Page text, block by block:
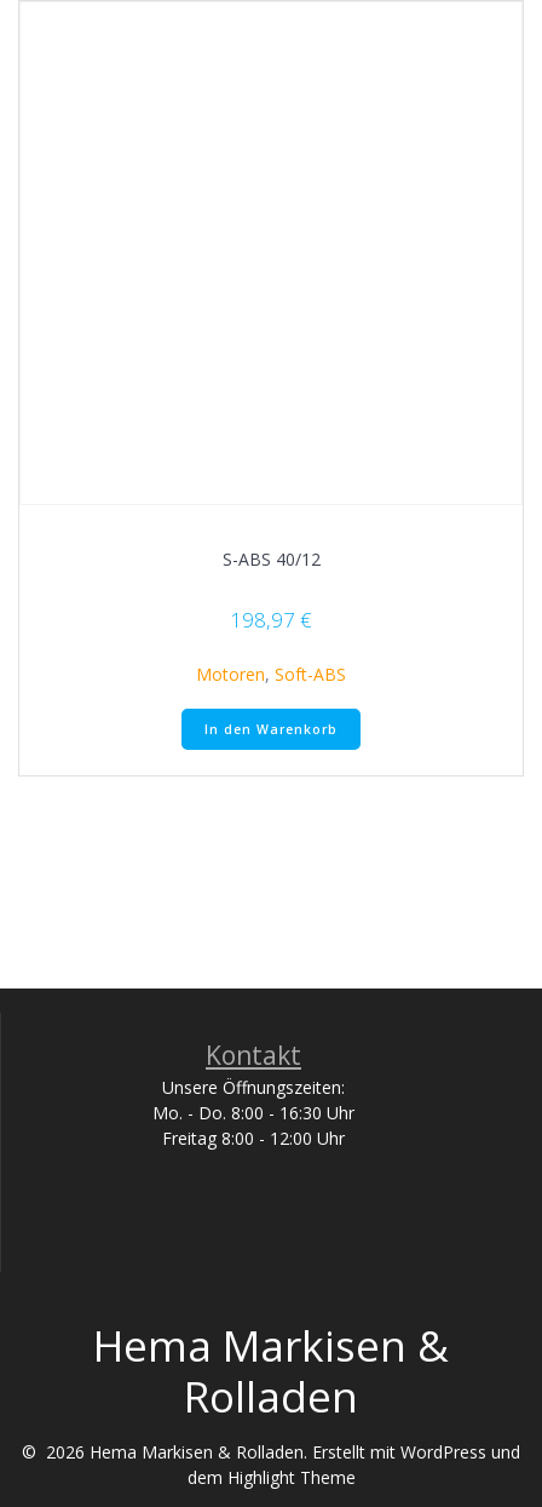
S-ABS 40/12
198,97 €
Motoren, Soft-ABS
In den Warenkorb
Kontakt
Unsere Öffnungszeiten:
Mo. - Do. 8:00 - 16:30 Uhr
Freitag 8:00 - 12:00 Uhr
Hema Markisen &
Rolladen
© 2026 Hema Markisen & Rolladen. Erstellt mit WordPress und
dem Highlight Theme